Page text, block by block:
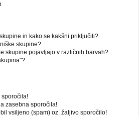
in kako se kakšni priključiti?
skupine?
skupine pojavljajo v različnih barvah?
sporočila!
zasebna sporočila!
vsiljeno (spam) oz. žaljivo sporočilo!